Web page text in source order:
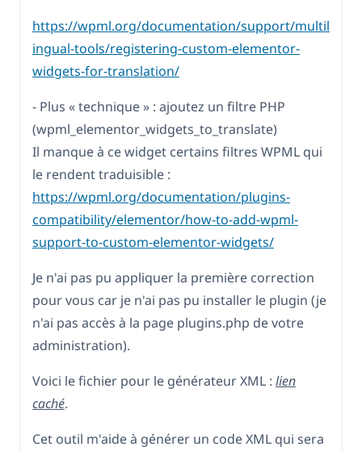
https://wpml.org/documentation/support/multil
ingual-tools/registering-custom-elementor-
widgets-for-translation/
- Plus « technique » : ajoutez un filtre PHP
(wpml_elementor_widgets_to_translate)
Il manque à ce widget certains filtres WPML qui
le rendent traduisible :
https://wpml.org/documentation/plugins-
compatibility/elementor/how-to-add-wpml-
support-to-custom-elementor-widgets/
Je n'ai pas pu appliquer la première correction
pour vous car je n'ai pas pu installer le plugin (je
n'ai pas accès à la page plugins.php de votre
administration).
Voici le fichier pour le générateur XML : lien
caché.
Cet outil m'aide à générer un code XML qui sera